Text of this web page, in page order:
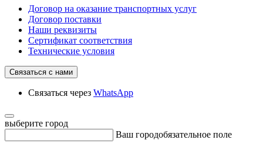
Договор на оказание транспортных услуг
Договор поставки
Наши реквизиты
Сертификат соответствия
Технические условия
Связаться с нами
Связаться через WhatsApp
выберите город
Ваш городобязательное поле